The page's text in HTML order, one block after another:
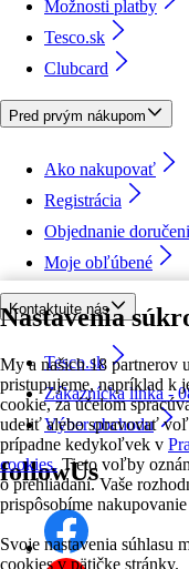
Nastavenia
My a našich 18 partnerov
pristupujeme, napríklad k
cookie, za účelom
udeliť alebo spravovať
prípadne kedykoľvek v
cookies. Tieto voľby
o prehliadaní. Vaše
prispôsobíme
Svoje nastavenia súhlasu
cookies v pätičke stránky.
Možnosti platby
Tesco.sk
Clubcard
Pred prvým nákupom
Ako nakupovať
Registrácia
Objednanie
Moje obľúbené
Kontaktujte nás
Tesco.sk
Zákaznícka linka -
Výber obchodu
followUs